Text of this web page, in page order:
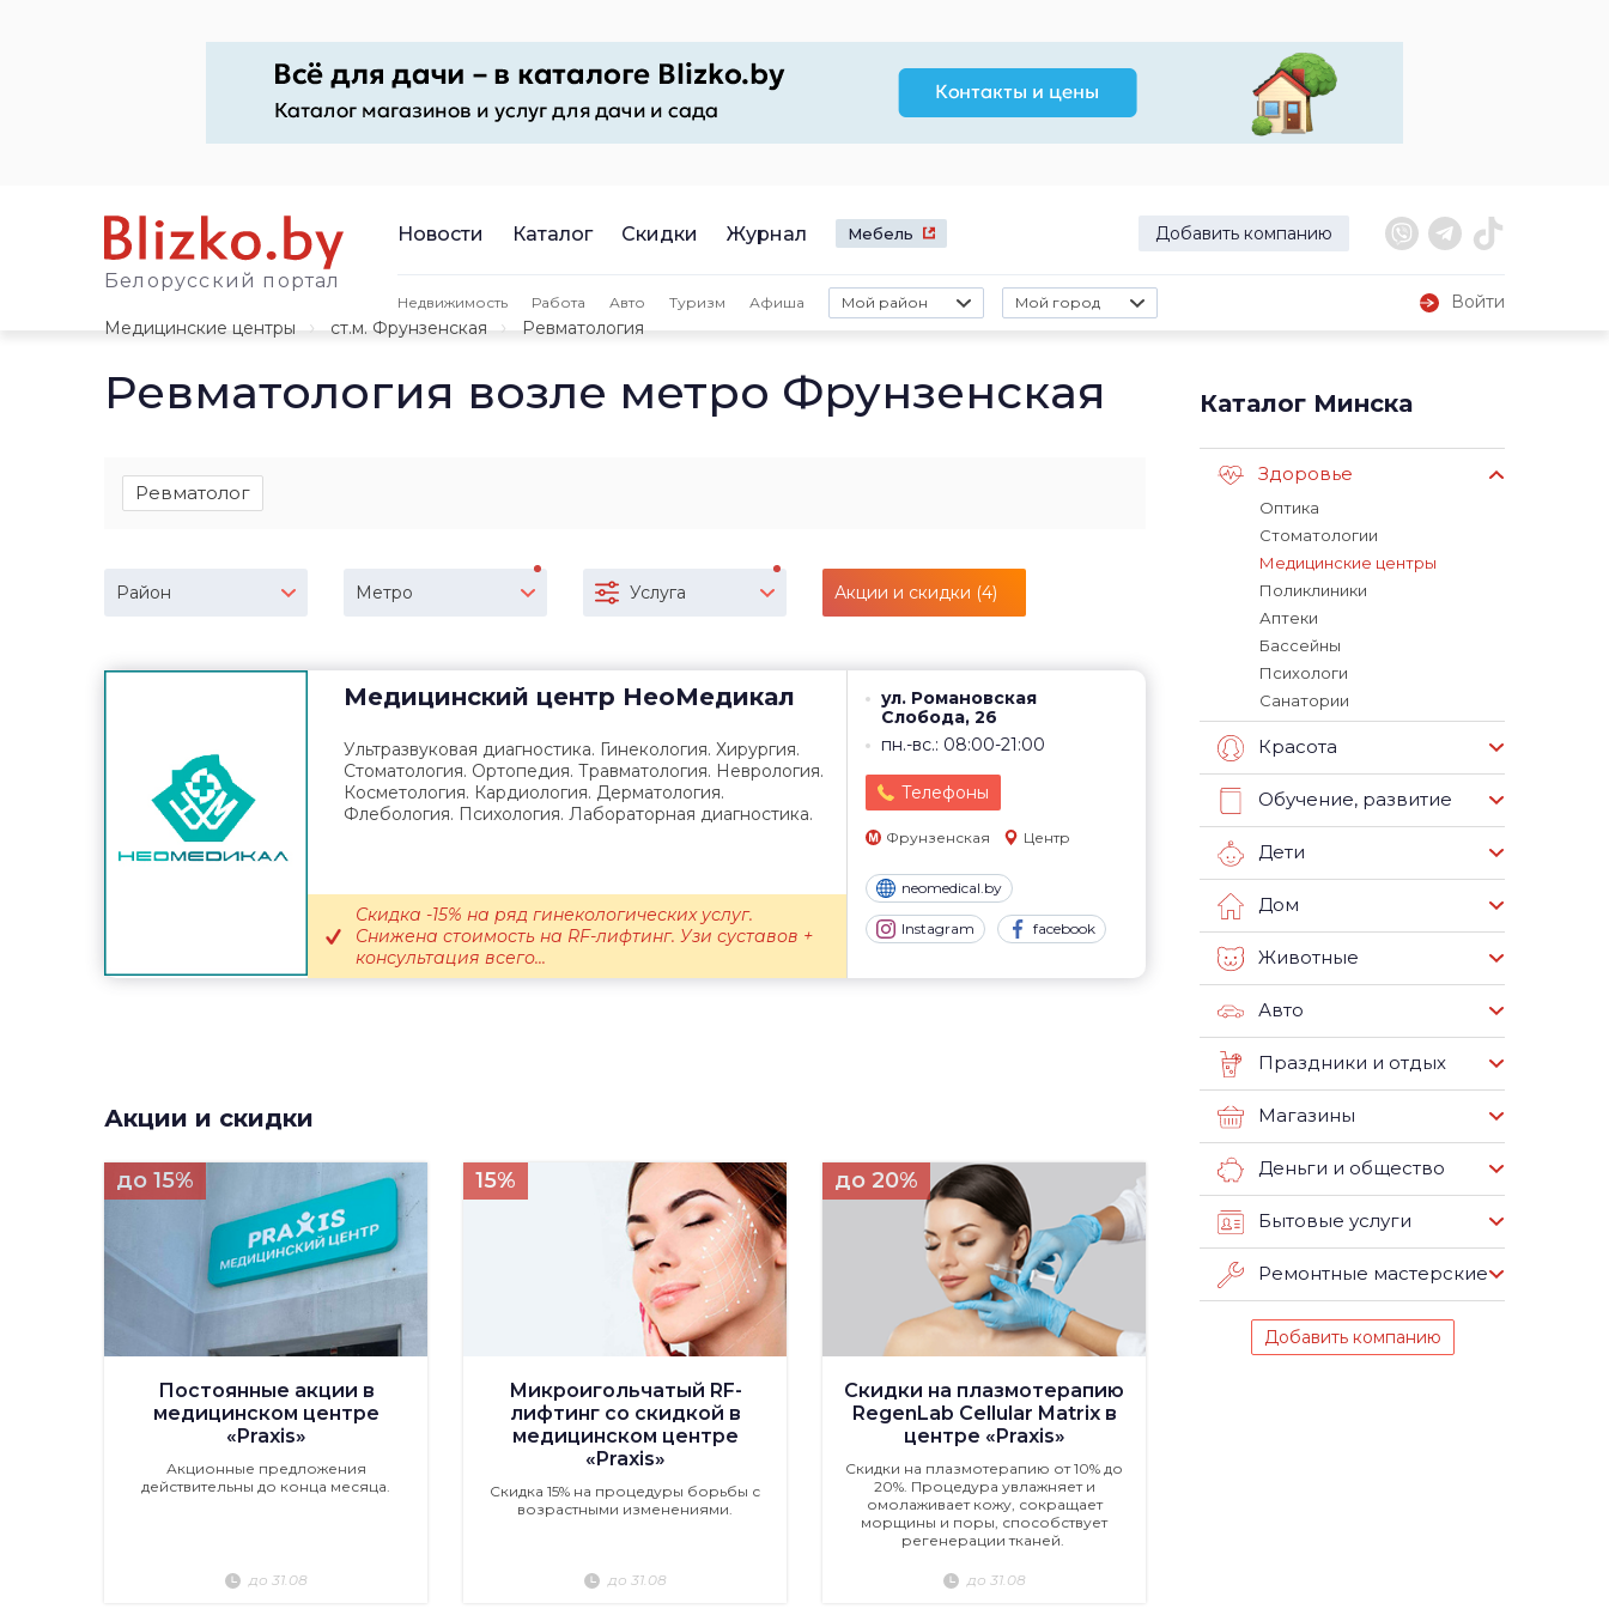
Белорусский портал
Новости Каталог Скидки Журнал Мебель Добавить компанию
Недвижимость Работа Авто Туризм Афиша Мой район Мой город
Войти
Медицинские центры
ст.м. Фрунзенская Ревматология
Ревматология возле метро Фрунзенская
Ревматолог
Район Метро Услуга Акции и скидки (4)
Медицинский центр НеоМедикал
ул. Романовская
Слобода, 26
пн.-вс.: 08:00-21:00
Телефоны
Фрунзенская Центр
neomedical.by
Instagram facebook
Ультразвуковая диагностика. Гинекология. Хирургия.
Стоматология. Ортопедия. Травматология. Неврология.
Косметология. Кардиология. Дерматология.
Флебология. Психология. Лабораторная диагностика.
Скидка -15% на ряд гинекологических услуг.
Снижена стоимость на RF-лифтинг. Узи суставов +
консультация всего...
Акции и скидки
до 15%
Постоянные акции в
медицинском центре
«Praxis»
Акционные предложения
действительны до конца месяца.
до 31.08
15%
Микроигольчатый RF-
лифтинг со скидкой в
медицинском центре
«Praxis»
Скидка 15% на процедуры борьбы с
возрастными изменениями.
до 31.08
до 20%
Скидки на плазмотерапию
RegenLab Cellular Matrix в
центре «Praxis»
Скидки на плазмотерапию от 10% до
20%. Процедура увлажняет и
омолаживает кожу, сокращает
морщины и поры, способствует
регенерации тканей.
до 31.08
Каталог Минска
Здоровье
Оптика
Стоматологии
Медицинские центры
Поликлиники
Аптеки
Бассейны
Психологи
Санатории
Красота
Обучение, развитие
Дети
Дом
Животные
Авто
Праздники и отдых
Магазины
Деньги и общество
Бытовые услуги
Ремонтные мастерские
Добавить компанию